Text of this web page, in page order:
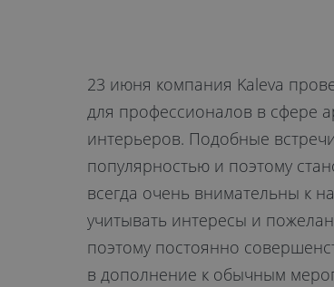
23 июня компания Kaleva
для профессионалов в сфере
интерьеров. Подобные
популярностью и поэтому
всегда очень внимательны к
учитывать интересы и
поэтому постоянно
в дополнение к обычным